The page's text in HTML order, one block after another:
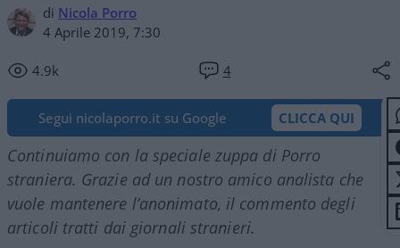
di Nicola Porro
4 Aprile 2019, 7:30
4.9k 4
Segui nicolaporro.it su Google CLICCA QUI
Continuiamo con la speciale zuppa di Porro
straniera. Grazie ad un nostro amico analista che
vuole mantenere l’anonimato, il commento degli
articoli tratti dai giornali stranieri.